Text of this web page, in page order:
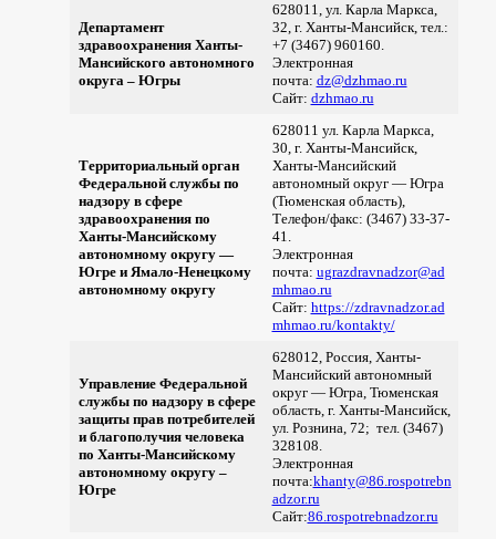
Департамент
здравоохранения Ханты-
Мансийского автономного
округа – Югры
628011, ул. Карла Маркса,
32, г. Ханты-Мансийск, тел.:
+7 (3467) 960160.
Электронная
почта: dz@dzhmao.ru
Сайт: dzhmao.ru
Территориальный орган
Федеральной службы по
надзору в сфере
здравоохранения по
Ханты-Мансийскому
автономному округу —
Югре и Ямало-Ненецкому
автономному округу
628011 ул. Карла Маркса,
30, г. Ханты-Мансийск,
Ханты-Мансийский
автономный округ — Югра
(Тюменская область),
Телефон/факс: (3467) 33-37-
41.
Электронная
почта: ugrazdravnadzor@ad
mhmao.ru
Сайт: https://zdravnadzor.ad
mhmao.ru/kontakty/
Управление Федеральной
службы по надзору в сфере
защиты прав потребителей
и благополучия человека
по Ханты-Мансийскому
автономному округу –
Югре
628012, Россия, Ханты-
Мансийский автономный
округ — Югра, Тюменская
область, г. Ханты-Мансийск,
ул. Рознина, 72; тел. (3467)
328108.
Электронная
почта:khanty@86.rospotrebn
adzor.ru
Сайт:86.rospotrebnadzor.ru